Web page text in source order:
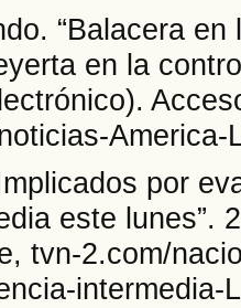
“Balacera
en la
America-
por
este lunes”.
tvn-2.com/
intermedia-